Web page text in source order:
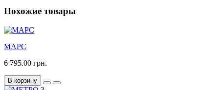
Похожие товары
МАРС
6 795.00 грн.
В корзину